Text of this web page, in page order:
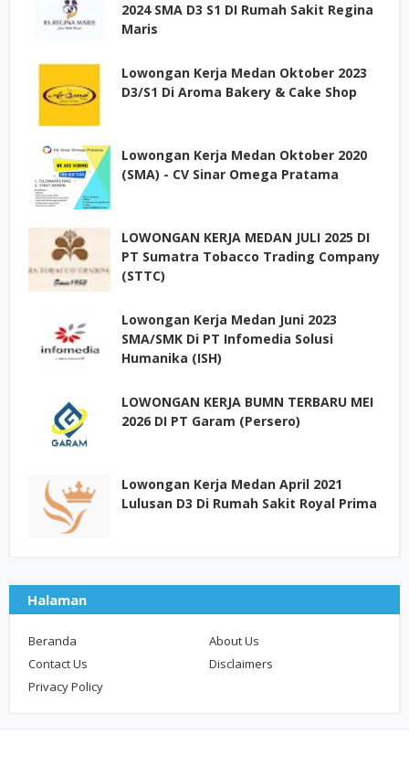
2024 SMA D3 S1 DI Rumah Sakit Regina
Maris
Lowongan Kerja Medan Oktober 2023
D3/S1 Di Aroma Bakery & Cake Shop
Lowongan Kerja Medan Oktober 2020
(SMA) - CV Sinar Omega Pratama
LOWONGAN KERJA MEDAN JULI 2025 DI
PT Sumatra Tobacco Trading Company
(STTC)
Lowongan Kerja Medan Juni 2023
SMA/SMK Di PT Infomedia Solusi
Humanika (ISH)
LOWONGAN KERJA BUMN TERBARU MEI
2026 DI PT Garam (Persero)
Lowongan Kerja Medan April 2021
Lulusan D3 Di Rumah Sakit Royal Prima
Halaman
Beranda
About Us
Contact Us
Disclaimers
Privacy Policy